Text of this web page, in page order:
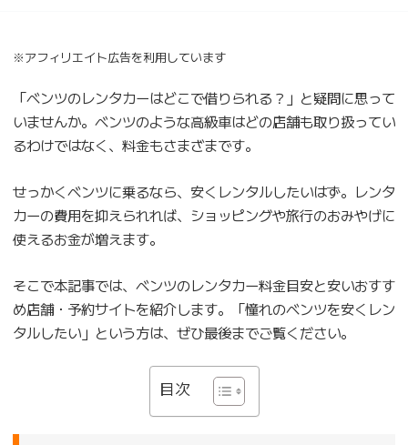
※アフィリエイト広告を利用しています
「ベンツのレンタカーはどこで借りられる？」と疑問に思って
いませんか。ベンツのような高級車はどの店舗も取り扱ってい
るわけではなく、料金もさまざまです。
せっかくベンツに乗るなら、安くレンタルしたいはず。レンタ
カーの費用を抑えられれば、ショッピングや旅行のおみやげに
使えるお金が増えます。
そこで本記事では、ベンツのレンタカー料金目安と安いおすす
め店舗・予約サイトを紹介します。「憧れのベンツを安くレン
タルしたい」という方は、ぜひ最後までご覧ください。
目次